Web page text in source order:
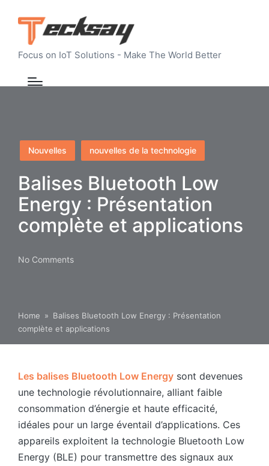
Focus on IoT Solutions - Make The World Better
Posted
in
Nouvelles nouvelles de la technologie
Balises Bluetooth Low
Energy : Présentation
complète et applications
No Comments
Home » Balises Bluetooth Low Energy : Présentation
complète et applications
Les balises Bluetooth Low Energy sont devenues
une technologie révolutionnaire, alliant faible
consommation d’énergie et haute efficacité,
idéales pour un large éventail d’applications. Ces
appareils exploitent la technologie Bluetooth Low
Energy (BLE) pour transmettre des signaux aux